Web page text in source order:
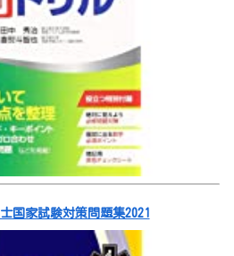
国家試験対策問題集2021